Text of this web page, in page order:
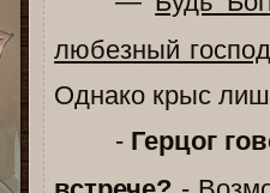
любезный
Однако крыс
- Герцог